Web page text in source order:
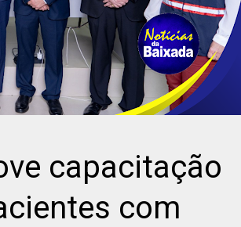
capacitação
com